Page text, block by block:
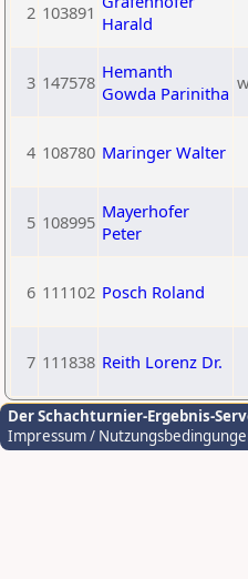
2 103891 Harald
3 147578 Hemanth
Gowda Parinitha
4 108780 Maringer Walter
5 108995 Mayerhofer
Peter
6 111102 Posch Roland
7 111838 Reith Lorenz Dr.
Der Schachturnier-Ergebnis-
Impressum /